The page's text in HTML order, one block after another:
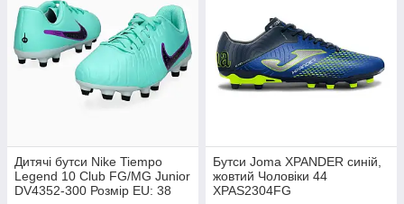
Дитячі бутси Nike Tiempo
Legend 10 Club FG/MG Junior
DV4352-300 Розмір EU: 38
Бутси Joma XPANDER синій,
жовтий Чоловіки 44
XPAS2304FG